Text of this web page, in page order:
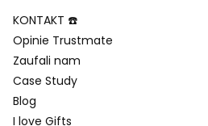
KONTAKT ☎️
Opinie Trustmate
Zaufali nam
Case Study
Blog
I love Gifts